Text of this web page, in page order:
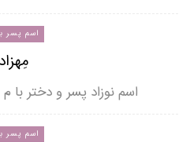
اسم پسر
مِهزاد
اسم نوزاد پسر و دختر با
اسم پسر